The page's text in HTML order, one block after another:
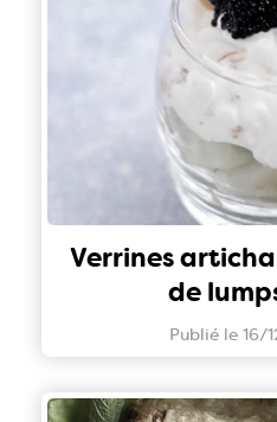
Verrines
de
Publié le 16/